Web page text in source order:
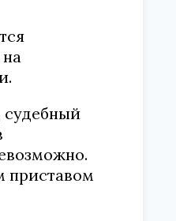
судебный
приставом